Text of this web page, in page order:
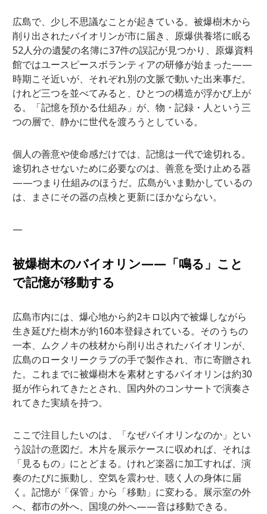
広島で、少し不思議なことが起きている。被爆樹木から
削り出されたバイオリンが市に届き、原爆供養塔に眠る
52人分の遺髪の名簿に37件の誤記が見つかり、原爆資料
館ではユースピースボランティアの研修が始まった——
時期こそ近いが、それぞれ別の文脈で動いた出来事だ。
けれど三つを並べてみると、ひとつの構造が浮かび上が
る。「記憶を預かる仕組み」が、物・記録・人という三
つの層で、静かに世代を渡ろうとしている。
個人の善意や使命感だけでは、記憶は一代で途切れる。
途切れさせないために必要なのは、善意を受け止める器
——つまり仕組みのほうだ。広島がいま動かしているの
は、まさにその器の点検と更新にほかならない。
—
被爆樹木のバイオリン——「鳴る」こと
で記憶が移動する
広島市内には、爆心地から約2キロ以内で被爆しながら
生き延びた樹木が約160本登録されている。そのうちの
一本、ムクノキの枝材から削り出されたバイオリンが、
広島のロータリークラブの手で製作され、市に寄贈され
た。これまでに被爆樹木を素材とするバイオリンは約30
挺が作られてきたとされ、国内外のコンサートで演奏さ
れてきた実績を持つ。
ここで注目したいのは、「なぜバイオリンなのか」とい
う設計の意図だ。木片を展示ケースに収めれば、それは
「見るもの」にとどまる。けれど楽器に加工すれば、演
奏のたびに振動し、空気を震わせ、聴く人の身体に届
く。記憶が「保管」から「移動」に変わる。展示室の外
へ、都市の外へ、国境の外へ——音は移動できる。